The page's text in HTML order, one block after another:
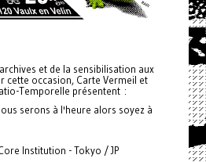
et de la sensibilisation aux
cette occasion, Carte Vermeil et
Temporelle présentent :
serons à l'heure alors soyez à
Institution - Tokyo / JP